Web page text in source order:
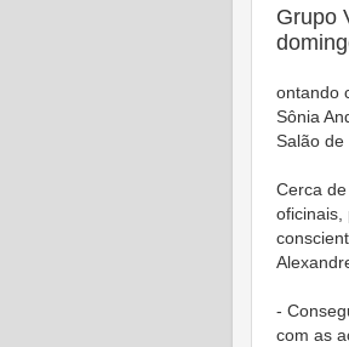
Grupo
ontando
Sônia
Salão de
Cerca
oficinais,
-
com as